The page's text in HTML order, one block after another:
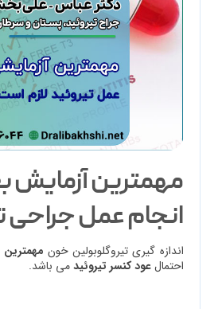
مهمترين آزمايش
انجام عمل جراحی
اندازه گيري تيروگلوبولين خون مهمترين
احتمالعود كنسر تيروئيدمي باشد.